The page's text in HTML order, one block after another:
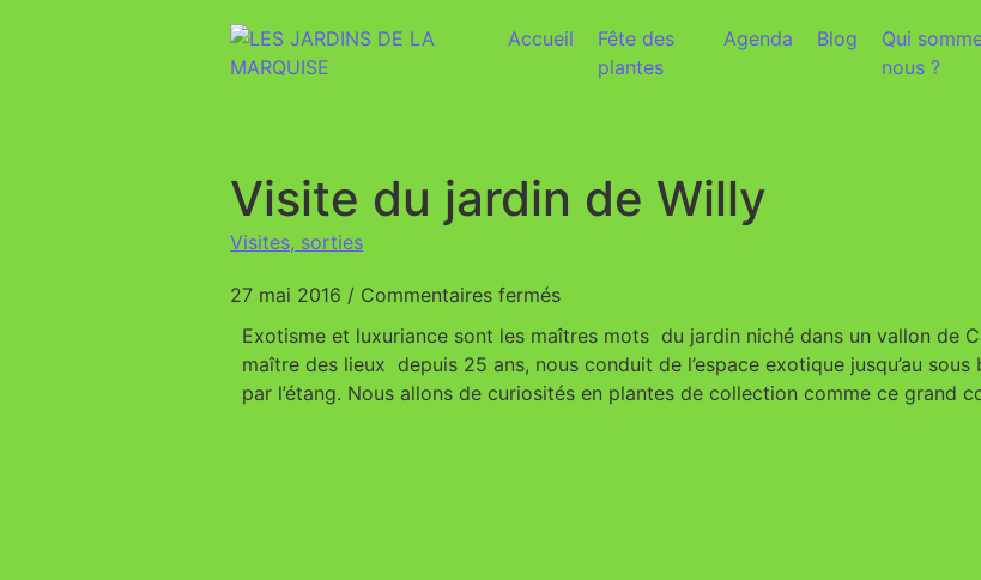
Accueil
Fête des
plantes
Agenda Blog
Qui
nous ?
Visite du jardin de Willy
Visites, sorties
27 mai 2016 / Commentaires fermés
Exotisme et luxuriance sont les maîtres mots du jardin niché dans un vallon de
maître des lieux depuis 25 ans, nous conduit de l’espace exotique jusqu’au
par l’étang. Nous allons de curiosités en plantes de collection comme ce grand